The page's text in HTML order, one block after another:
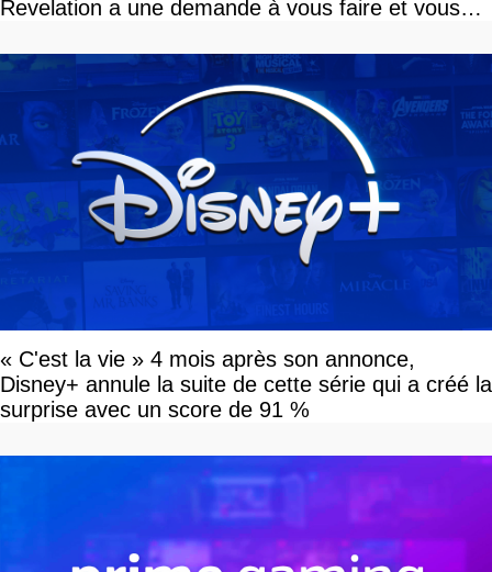
Revelation a une demande à vous faire et vous
« C'est la vie » 4 mois après son annonce,
Disney+ annule la suite de cette série qui a créé la
surprise avec un score de 91 %